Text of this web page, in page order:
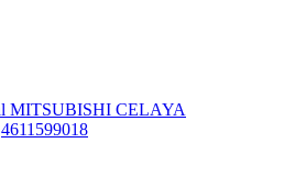
MITSUBISHI CELAYA
4611599018